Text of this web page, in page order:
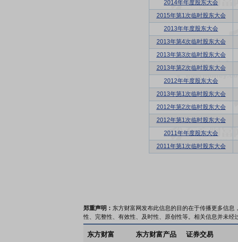
2014年年度股东大会
2015年第1次临时股东大会
2013年年度股东大会
2013年第4次临时股东大会
2013年第3次临时股东大会
2013年第2次临时股东大会
2012年年度股东大会
2013年第1次临时股东大会
2012年第2次临时股东大会
2012年第1次临时股东大会
2011年年度股东大会
2011年第1次临时股东大会
郑重声明： 东方财富网发布此信息的目的在于传播更多信
性、完整性、有效性、及时性、原创性等。相关信息并未经
东方财富 东方财富产品 证券交易